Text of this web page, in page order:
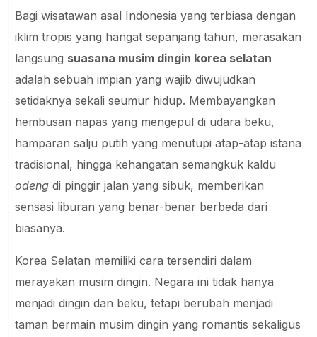
Bagi wisatawan asal Indonesia yang terbiasa dengan
iklim tropis yang hangat sepanjang tahun, merasakan
langsung suasana musim dingin korea selatan
adalah sebuah impian yang wajib diwujudkan
setidaknya sekali seumur hidup. Membayangkan
hembusan napas yang mengepul di udara beku,
hamparan salju putih yang menutupi atap-atap istana
tradisional, hingga kehangatan semangkuk kaldu
odeng di pinggir jalan yang sibuk, memberikan
sensasi liburan yang benar-benar berbeda dari
biasanya.
Korea Selatan memiliki cara tersendiri dalam
merayakan musim dingin. Negara ini tidak hanya
menjadi dingin dan beku, tetapi berubah menjadi
taman bermain musim dingin yang romantis sekaligus